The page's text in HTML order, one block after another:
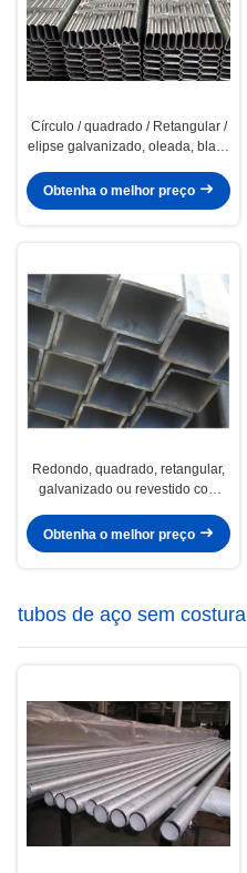
Círculo / quadrado / Retangular /
elipse galvanizado, oleada, black
Obtenha o melhor preço
Redondo, quadrado, retangular,
galvanizado ou revestido com
tubos
Obtenha o melhor preço
tubos de aço sem costura